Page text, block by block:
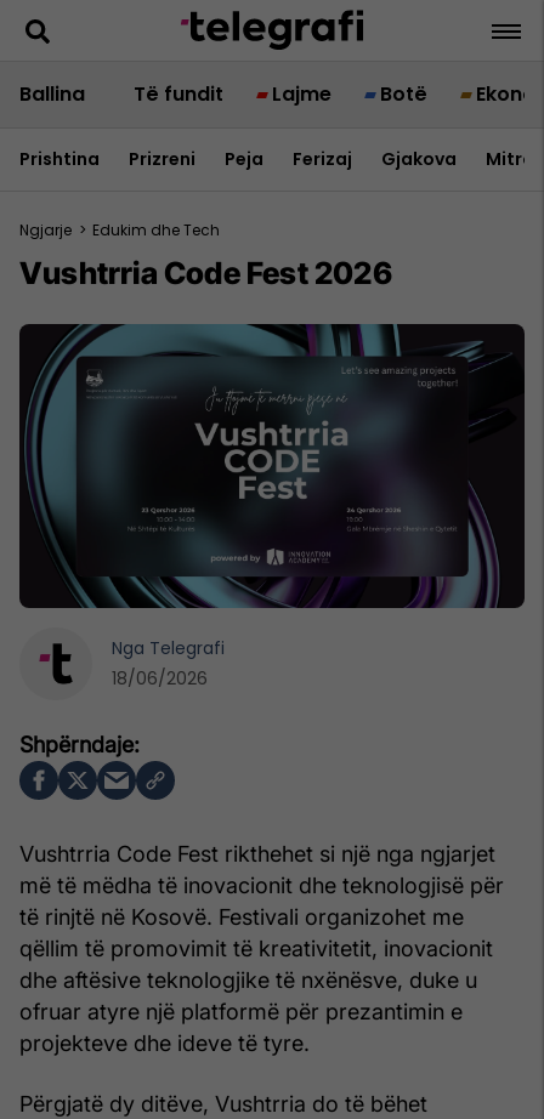
Ballina Të fundit Lajme Botë
Prishtina Prizreni Peja Ferizaj Gjakova
Ngjarje > Edukim dhe Tech
Vushtrria Code Fest 2026
Vushtrria Code Fest rikthehet si një nga ngjarjet
më të mëdha të inovacionit dhe teknologjisë për
të rinjtë në Kosovë. Festivali organizohet me
qëllim të promovimit të kreativitetit, inovacionit
dhe aftësive teknologjike të nxënësve, duke u
ofruar atyre një platformë për prezantimin e
projekteve dhe ideve të tyre.
Përgjatë dy ditëve, Vushtrria do të bëhet
Nga Telegrafi
18/06/2026